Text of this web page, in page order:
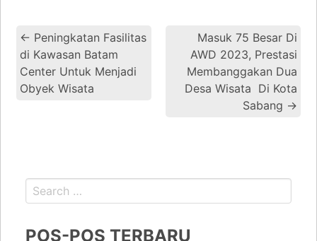
← Peningkatan Fasilitas
di Kawasan Batam
Center Untuk Menjadi
Obyek Wisata
Masuk 75 Besar Di
AWD 2023, Prestasi
Membanggakan Dua
Desa Wisata Di Kota
Sabang →
POS-POS TERBARU